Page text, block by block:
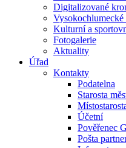
Digitalizované
Kulturní a
Fotogalerie
Aktuality
Úřad
Kontakty
Podatelna
Starosta
Účetní
Pověřenec
Pošta